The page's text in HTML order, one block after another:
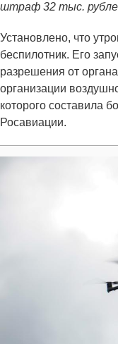
штраф 32 тыс.
Установлено, что
беспилотник. Его
разрешения от
организации
которого составила
Росавиации.